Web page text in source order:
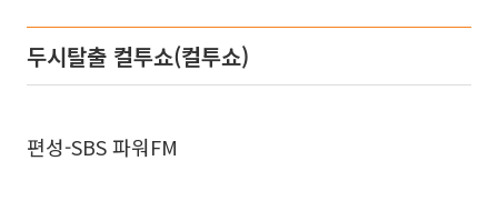
두시탈출 컬투쇼(컬투쇼)
편성-SBS 파워FM